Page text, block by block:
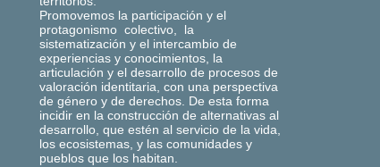
Promovemos la participación y el
protagonismo colectivo, la
sistematización y el intercambio de
experiencias y conocimientos, la
articulación y el desarrollo de procesos de
valoración identitaria, con una perspectiva
de género y de derechos. De esta forma
incidir en la construcción de alternativas al
desarrollo, que estén al servicio de la vida,
los ecosistemas, y las comunidades y
pueblos que los habitan.